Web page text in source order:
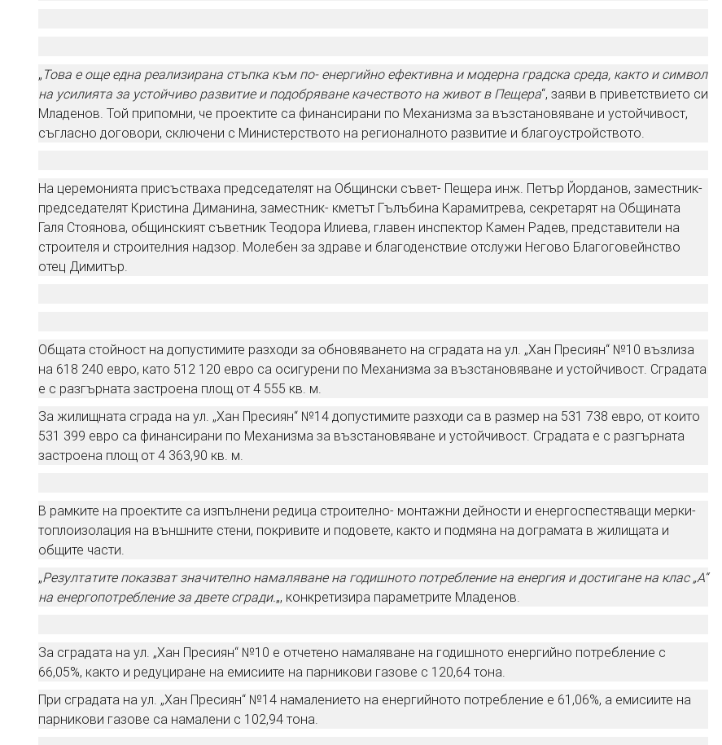
„ Това е още една реализирана стъпка към по- енергийно ефективна и модерна градска среда, както и символ
на усилията за устойчиво развитие и подобряване качеството на живот в Пещера“, заяви в приветствието си
Младенов. Той припомни, че проектите са финансирани по Механизма за възстановяване и устойчивост,
съгласно договори, сключени с Министерството на регионалното развитие и благоустройството.
На церемонията присъстваха председателят на Общински съвет- Пещера инж. Петър Йорданов, заместник-
председателят Кристина Диманина, заместник- кметът Гълъбина Карамитрева, секретарят на Общината
Галя Стоянова, общинският съветник Теодора Илиева, главен инспектор Камен Радев, представители на
строителя и строителния надзор. Молебен за здраве и благоденствие отслужи Негово Благоговейнство
отец Димитър.
Общата стойност на допустимите разходи за обновяването на сградата на ул. „Хан Пресиян“ №10 възлиза
на 618 240 евро, като 512 120 евро са осигурени по Механизма за възстановяване и устойчивост. Сградата
е с разгърната застроена площ от 4 555 кв. м.
За жилищната сграда на ул. „Хан Пресиян“ №14 допустимите разходи са в размер на 531 738 евро, от които
531 399 евро са финансирани по Механизма за възстановяване и устойчивост. Сградата е с разгърната
застроена площ от 4 363,90 кв. м.
В рамките на проектите са изпълнени редица строително- монтажни дейности и енергоспестяващи мерки-
топлоизолация на външните стени, покривите и подовете, както и подмяна на дограмата в жилищата и
общите части.
„Резултатите показват значително намаляване на годишното потребление на енергия и достигане на клас „А“
на енергопотребление за двете сгради. „, конкретизира параметрите Младенов.
За сградата на ул. „Хан Пресиян“ №10 е отчетено намаляване на годишното енергийно потребление с
66,05%, както и редуциране на емисиите на парникови газове с 120,64 тона.
При сградата на ул. „Хан Пресиян“ №14 намалението на енергийното потребление е 61,06%, а емисиите на
парникови газове са намалени с 102,94 тона.